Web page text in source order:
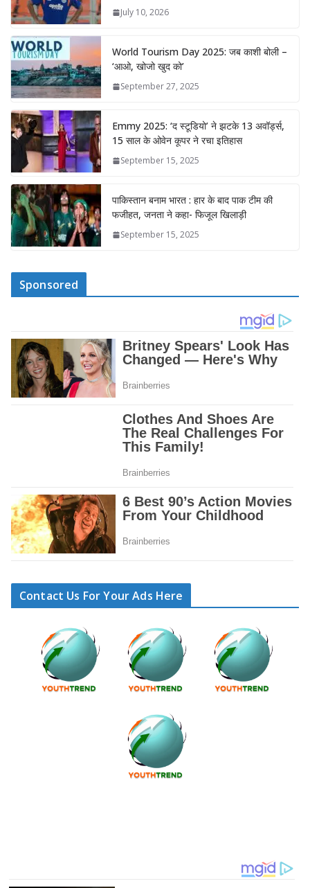
July 10, 2026
World Tourism Day 2025: जब काशी बोली –
‘आओ, खोजो खुद को’
September 27, 2025
Emmy 2025: ‘द स्टूडियो’ ने झटके 13 अवॉर्ड्स,
15 साल के ओवेन कूपर ने रचा इतिहास
September 15, 2025
पाकिस्तान बनाम भारत : हार के बाद पाक टीम की
फजीहत, जनता ने कहा- फिजूल खिलाड़ी
September 15, 2025
Sponsored
Contact Us For Your Ads Here